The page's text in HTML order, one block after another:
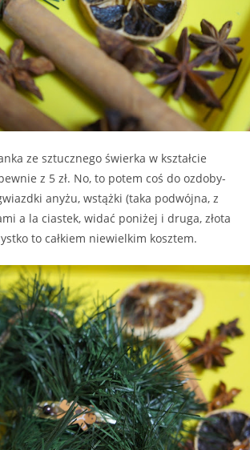
ze sztucznego świerka w kształcie
z 5 zł. No, to potem coś do ozdoby-
anyżu, wstążki (taka podwójna, z
a la ciastek, widać poniżej i druga, złota
to całkiem niewielkim kosztem.